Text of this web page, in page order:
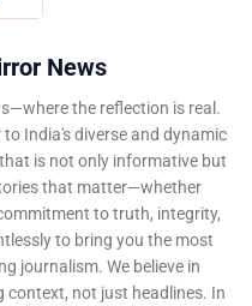
News
the reflection is real.
India's diverse and dynamic
is not only informative but
that matter—whether
to truth, integrity,
to bring you the most
journalism. We believe in
not just headlines. In